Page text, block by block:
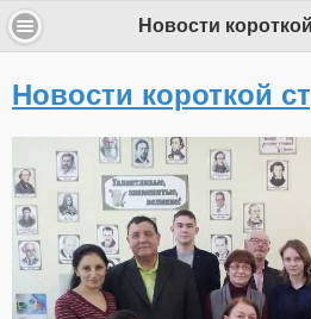
Новости
Новости короткой